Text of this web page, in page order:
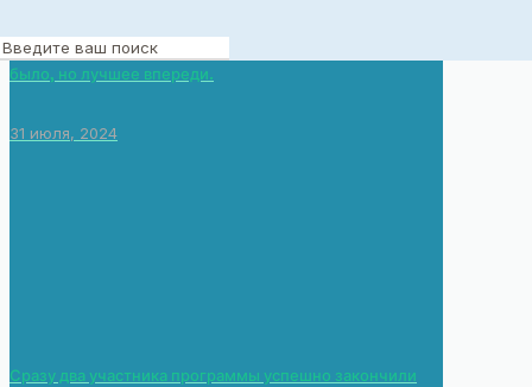
Вот и закончился летний форум. И как бы грустно не
было, но лучшее впереди.
31 июля, 2024
Сразу два участника программы успешно закончили